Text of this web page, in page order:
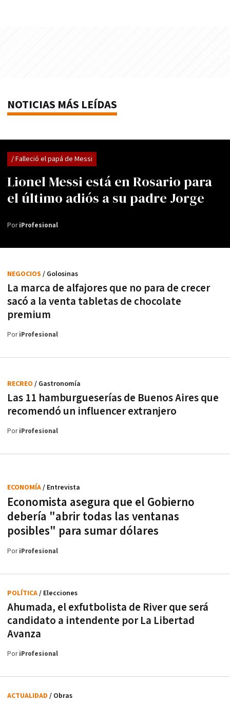
NOTICIAS MÁS LEÍDAS
Lionel Messi está en Rosario para
el último adiós a su padre Jorge
/ Falleció el papá de Messi
PoriProfesional
La marca de alfajores que no para de crecer
sacó a la venta tabletas de chocolate
premium
NEGOCIOS / Golosinas
PoriProfesional
Las 11 hamburgueserías de Buenos Aires que
recomendó un influencer extranjero
RECREO / Gastronomía
PoriProfesional
Economista asegura que el Gobierno
debería "abrir todas las ventanas
posibles" para sumar dólares
ECONOMÍA/ Entrevista
PoriProfesional
Ahumada, el exfutbolista de River que será
candidato a intendente por La Libertad
Avanza
POLÍTICA/ Elecciones
PoriProfesional
ACTUALIDAD / Obras